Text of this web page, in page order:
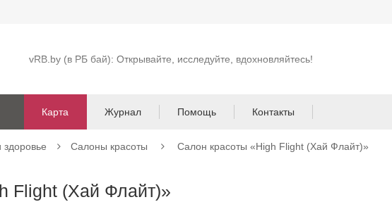
vRB.by (в РБ бай): Открывайте, исследуйте, вдохновляйтесь!
Карта Журнал Помощь Контакты
здоровье Салоны красоты Салон красоты «High Flight (Хай Флайт)»
Flight (Хай Флайт)»